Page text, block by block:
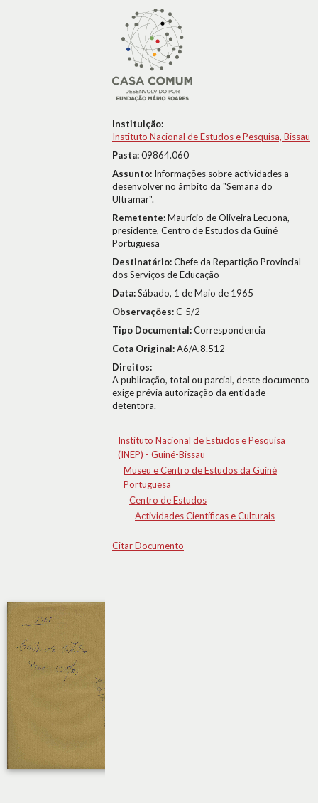
Instituição:
Instituto Nacional de Estudos e Pesquisa, Bissau
Pasta:09864.060
Assunto: Informações sobre actividades a
desenvolver no âmbito da "Semana do
Ultramar".
Remetente:Maurício de Oliveira Lecuona,
presidente, Centro de Estudos da Guiné
Portuguesa
Destinatário:Chefe da Repartição Provincial
dos Serviços de Educação
Data:Sábado, 1 de Maio de 1965
Observações:C-5/2
Tipo Documental:Correspondencia
Cota Original:A6/A,8.512
Direitos:
A publicação, total ou parcial, deste documento
exige prévia autorização da entidade
detentora.
Instituto Nacional de Estudos e Pesquisa
(INEP) - Guiné-Bissau
Museu e Centro de Estudos da Guiné
Portuguesa
Centro de Estudos
Actividades Científicas e Culturais
Citar Documento